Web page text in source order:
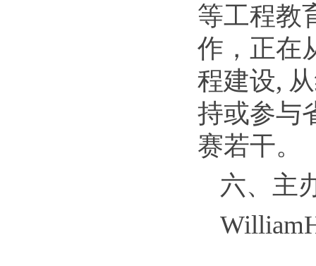
等工程教
作，正在
程建设,
持或参与
赛若干。
六、主